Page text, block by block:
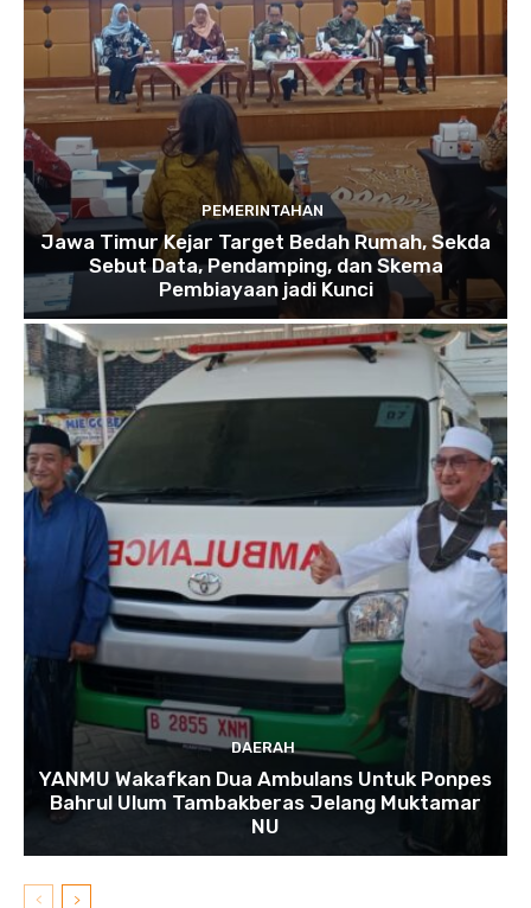
PEMERINTAHAN
Jawa Timur Kejar Target Bedah Rumah, Sekda
Sebut Data, Pendamping, dan Skema
Pembiayaan jadi Kunci
DAERAH
YANMU Wakafkan Dua Ambulans Untuk Ponpes
Bahrul Ulum Tambakberas Jelang Muktamar
NU